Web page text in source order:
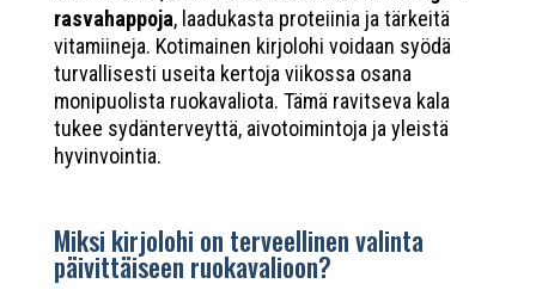
rasvahappoja, laadukasta proteiinia ja tärkeitä
vitamiineja. Kotimainen kirjolohi voidaan syödä
turvallisesti useita kertoja viikossa osana
monipuolista ruokavaliota. Tämä ravitseva kala
tukee sydänterveyttä, aivotoimintoja ja yleistä
hyvinvointia.
Miksi kirjolohi on terveellinen valinta
päivittäiseen ruokavalioon?